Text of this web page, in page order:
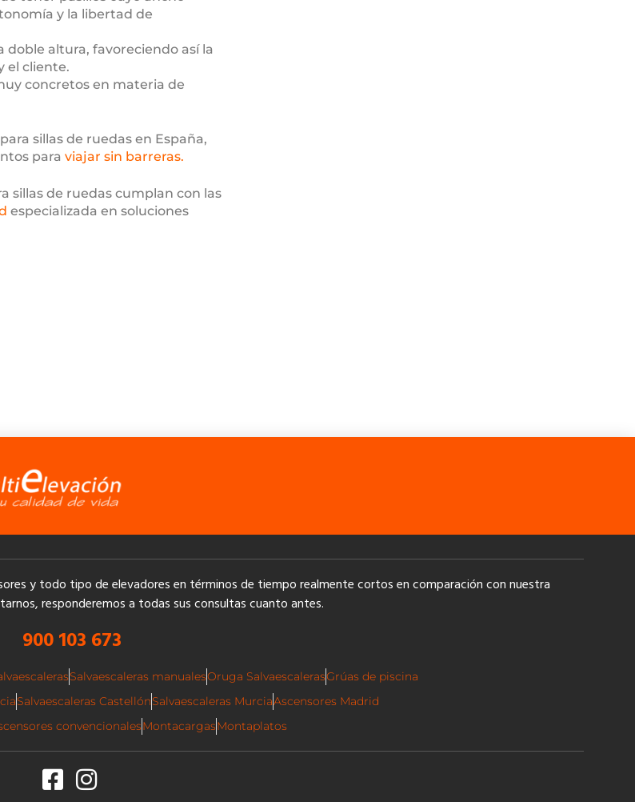
y la libertad de
altura, favoreciendo así la
el cliente.
concretos en materia de
sillas de ruedas en España,
para viajar sin barreras.
sillas de ruedas cumplan con las
especializada en soluciones
y todo tipo de elevadores en términos de tiempo realmente cortos en comparación con nuestra
responderemos a todas sus consultas cuanto antes.
900 103 673
Salvaescaleras manualesOruga SalvaescalerasGrúas de piscina
Salvaescaleras CastellónSalvaescaleras MurciaAscensores Madrid
convencionalesMontacargasMontaplatos